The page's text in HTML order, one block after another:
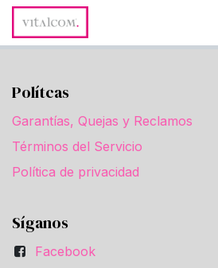
Ir al contenido
Polítcas
Garantías, Quejas y Reclamos
Términos del Servicio
Política de privacidad
Síganos
Facebook